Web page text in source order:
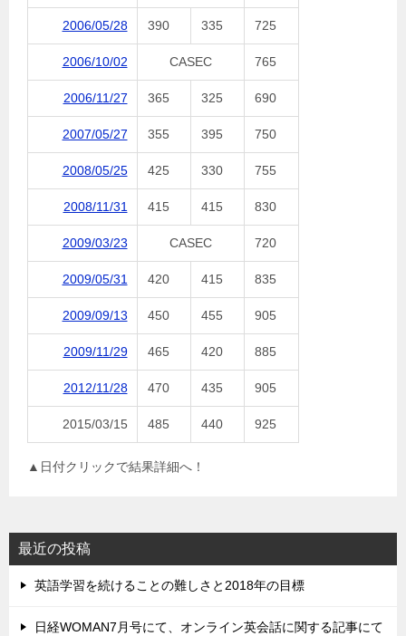
2006/05/28 390 335 725
2006/10/02 CASEC 765
2006/11/27 365 325 690
2007/05/27 355 395 750
2008/05/25 425 330 755
2008/11/31 415 415 830
2009/03/23 CASEC 720
2009/05/31 420 415 835
2009/09/13 450 455 905
2009/11/29 465 420 885
2012/11/28 470 435 905
2015/03/15 485 440 925
▲日付クリックで結果詳細へ！
最近の投稿
英語学習を続けることの難しさと2018年の目標
日経WOMAN7月号にて、オンライン英会話に関する記事にて